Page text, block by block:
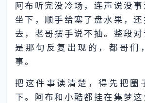
阿布听完没冷场，连声说没事
坐下，顺手给塞了盘水果，
去，老哥摆手说不抽。整段
是那句反复出现的，都哥们
事。
把这件事读清楚，得先把圈
下。阿布和小酷都挂在集梦这